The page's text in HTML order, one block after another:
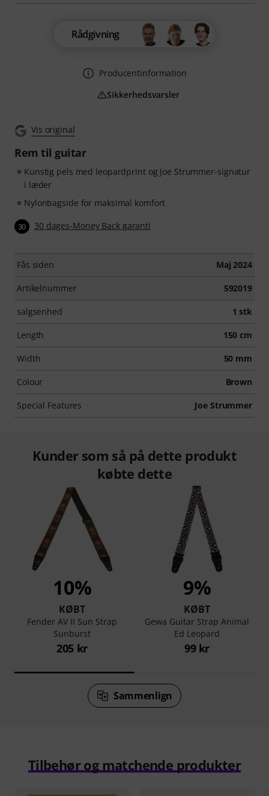
Vis original
Rem til guitar
Kunstig pels med leopardprint og Joe Strummer-signatur
i læder
Nylonbagside for maksimal komfort
30 30 dages-Money Back garanti
Fås siden Maj 2024
Artikelnummer 592019
salgsenhed 1 stk
Length 150 cm
Width 50 mm
Colour Brown
Special Features Joe Strummer
Rådgivning
Producentinformation
Sikkerhedsvarsler
Kunder som så på dette produkt
købte dette
10%
KØBT
Fender AV II Sun Strap
Sunburst
205 kr
9%
KØBT
Gewa Guitar Strap Animal
Ed Leopard
99 kr
Sammenlign
Tilbehør og matchende produkter